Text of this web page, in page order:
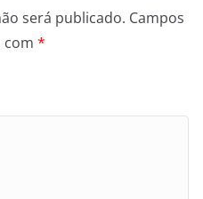
será publicado. Campos
com *